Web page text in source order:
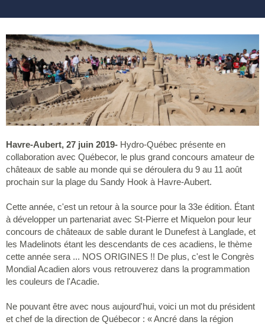
Havre-Aubert, 27 juin 2019- Hydro-Québec présente en
collaboration avec Québecor, le plus grand concours amateur de
châteaux de sable au monde qui se déroulera du 9 au 11 août
prochain sur la plage du Sandy Hook à Havre-Aubert.
Cette année, c'est un retour à la source pour la 33e édition. Étant
à développer un partenariat avec St-Pierre et Miquelon pour leur
concours de châteaux de sable durant le Dunefest à Langlade, et
les Madelinots étant les descendants de ces acadiens, le thème
cette année sera ... NOS ORIGINES !! De plus, c'est le Congrès
Mondial Acadien alors vous retrouverez dans la programmation
les couleurs de l'Acadie.
Ne pouvant être avec nous aujourd'hui, voici un mot du président
et chef de la direction de Québecor : « Ancré dans la région